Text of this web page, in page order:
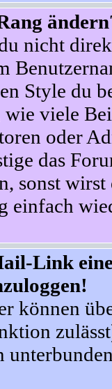
nicht
Style du
wie viele
oder
das
sonst
einfach
Link
können